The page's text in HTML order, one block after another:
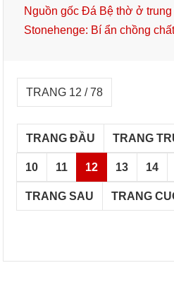
Nguồn gốc Đá Bệ thờ ở trung
Stonehenge: Bí ẩn chồng
TRANG 12 / 78
TRANG ĐẦU TRANG
10 11 12 13 14
TRANG SAU TRANG